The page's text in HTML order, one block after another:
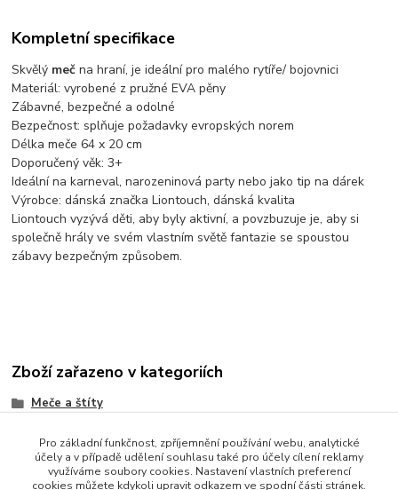
Kompletní specifikace
Skvělý meč na hraní, je ideální pro malého rytíře/ bojovnici
Materiál: vyrobené z pružné EVA pěny
Zábavné, bezpečné a odolné
Bezpečnost: splňuje požadavky evropských norem
Délka meče 64 x 20 cm
Doporučený věk: 3+
Ideální na karneval, narozeninová party nebo jako tip na dárek
Výrobce: dánská značka Liontouch, dánská kvalita
Liontouch vyzývá děti, aby byly aktivní, a povzbuzuje je, aby si
společně hrály ve svém vlastním světě fantazie se spoustou
zábavy bezpečným způsobem.
Zboží zařazeno v kategoriích
Meče a štíty
Pro základní funkčnost, zpříjemnění používání webu, analytické
účely a v případě udělení souhlasu také pro účely cílení reklamy
využíváme soubory cookies. Nastavení vlastních preferencí
cookies můžete kdykoli upravit odkazem ve spodní části stránek.